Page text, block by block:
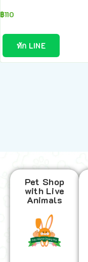
฿110
ทัก LINE
Pet Shop
with Live
Animals